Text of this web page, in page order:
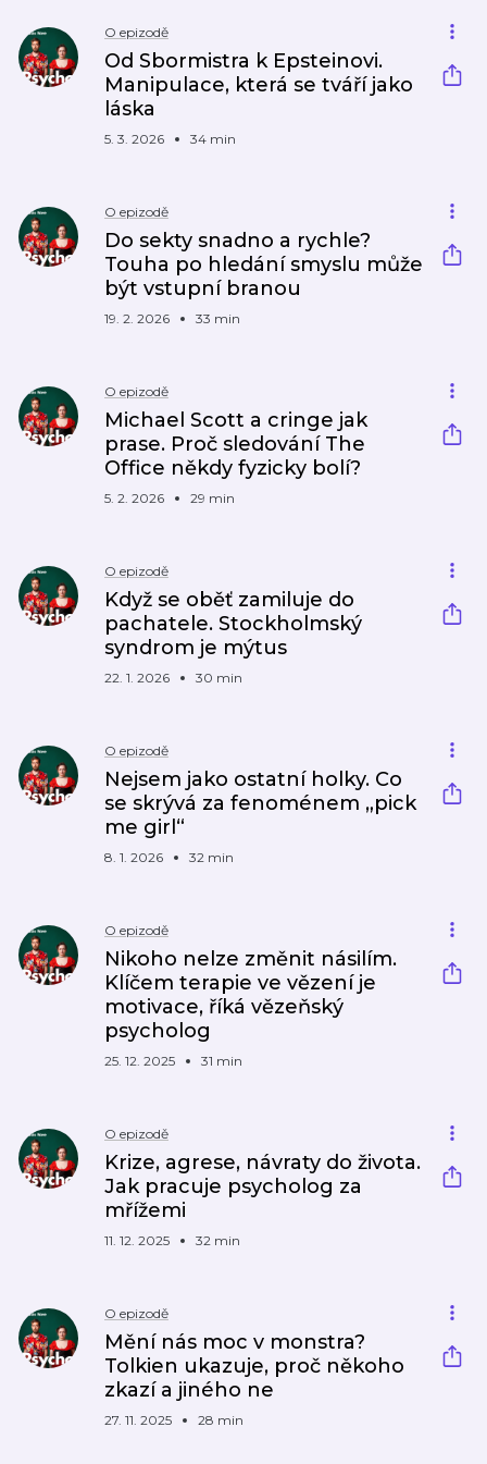
O epizodě
Od Sbormistra k Epsteinovi.
Manipulace, která se tváří jako
láska
5. 3. 2026 34 min
O epizodě
Do sekty snadno a rychle?
Touha po hledání smyslu může
být vstupní branou
19. 2. 2026 33 min
O epizodě
Michael Scott a cringe jak
prase. Proč sledování The
Office někdy fyzicky bolí?
5. 2. 2026 29 min
O epizodě
Když se oběť zamiluje do
pachatele. Stockholmský
syndrom je mýtus
22. 1. 2026 30 min
O epizodě
Nejsem jako ostatní holky. Co
se skrývá za fenoménem „pick
me girl“
8. 1. 2026 32 min
O epizodě
Nikoho nelze změnit násilím.
Klíčem terapie ve vězení je
motivace, říká vězeňský
psycholog
25. 12. 2025 31 min
O epizodě
Krize, agrese, návraty do života.
Jak pracuje psycholog za
mřížemi
11. 12. 2025 32 min
O epizodě
Mění nás moc v monstra?
Tolkien ukazuje, proč někoho
zkazí a jiného ne
27. 11. 2025 28 min